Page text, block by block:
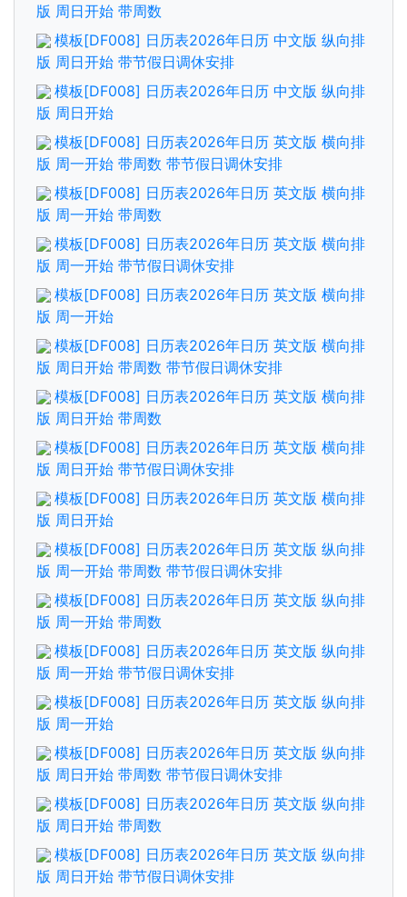
版 周日开始 带周数
模板[DF008] 日历表2026年日历 中文版 纵向排
版 周日开始 带节假日调休安排
模板[DF008] 日历表2026年日历 中文版 纵向排
版 周日开始
模板[DF008] 日历表2026年日历 英文版 横向排
版 周一开始 带周数 带节假日调休安排
模板[DF008] 日历表2026年日历 英文版 横向排
版 周一开始 带周数
模板[DF008] 日历表2026年日历 英文版 横向排
版 周一开始 带节假日调休安排
模板[DF008] 日历表2026年日历 英文版 横向排
版 周一开始
模板[DF008] 日历表2026年日历 英文版 横向排
版 周日开始 带周数 带节假日调休安排
模板[DF008] 日历表2026年日历 英文版 横向排
版 周日开始 带周数
模板[DF008] 日历表2026年日历 英文版 横向排
版 周日开始 带节假日调休安排
模板[DF008] 日历表2026年日历 英文版 横向排
版 周日开始
模板[DF008] 日历表2026年日历 英文版 纵向排
版 周一开始 带周数 带节假日调休安排
模板[DF008] 日历表2026年日历 英文版 纵向排
版 周一开始 带周数
模板[DF008] 日历表2026年日历 英文版 纵向排
版 周一开始 带节假日调休安排
模板[DF008] 日历表2026年日历 英文版 纵向排
版 周一开始
模板[DF008] 日历表2026年日历 英文版 纵向排
版 周日开始 带周数 带节假日调休安排
模板[DF008] 日历表2026年日历 英文版 纵向排
版 周日开始 带周数
模板[DF008] 日历表2026年日历 英文版 纵向排
版 周日开始 带节假日调休安排